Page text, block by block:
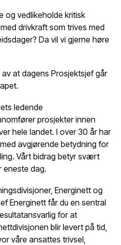
og vedlikeholde kritisk
drivkraft som trives med
Da vil vi gjerne høre
at dagens Prosjektsjef går
ledende
prosjekter innen
hele landet. I over 30 år har
avgjørende betydning for
Vårt bidrag betyr svært
dag.
Energinett og
Energinett får du en sentral
for at
blir levert på tid,
våre ansattes trivsel,